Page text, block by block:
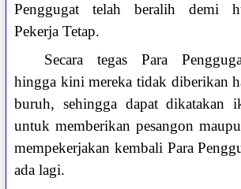
Penggugat telah beralih demi
Pekerja Tetap.
Secara tegas Para
hingga kini mereka tidak diberikan
buruh, sehingga dapat dikatakan
untuk memberikan pesangon
mempekerjakan kembali Para
ada lagi.